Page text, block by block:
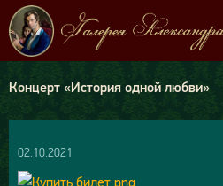
Концерт «История одной любви»
02.10.2021